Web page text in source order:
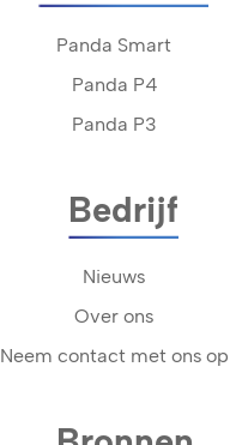
Panda Smart
Panda P4
Panda P3
Bedrijf
Nieuws
Over ons
Neem contact met ons op